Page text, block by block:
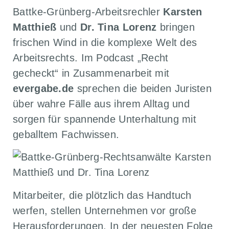
Battke-Grünberg-Arbeitsrechler Karsten
Matthieß und Dr. Tina Lorenz bringen
frischen Wind in die komplexe Welt des
Arbeitsrechts. Im Podcast „Recht
gecheckt“ in Zusammenarbeit mit
evergabe.de sprechen die beiden Juristen
über wahre Fälle aus ihrem Alltag und
sorgen für spannende Unterhaltung mit
geballtem Fachwissen.
Mitarbeiter, die plötzlich das Handtuch
werfen, stellen Unternehmen vor große
Herausforderungen. In der neuesten Folge